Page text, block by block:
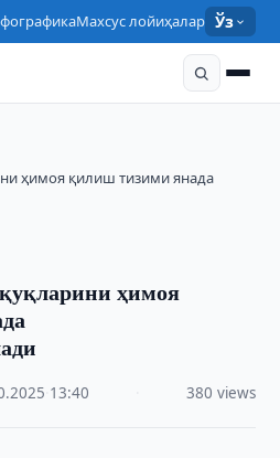
Махсус лойиҳалар Ўз
ҳимоя қилиш тизими янада
ҳимоя
13:40 380 views